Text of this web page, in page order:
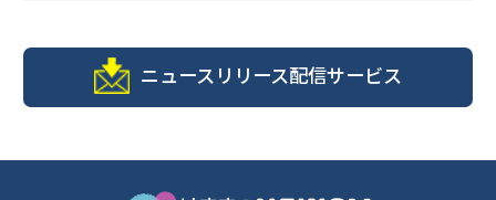
ニュースリリース配信サービス